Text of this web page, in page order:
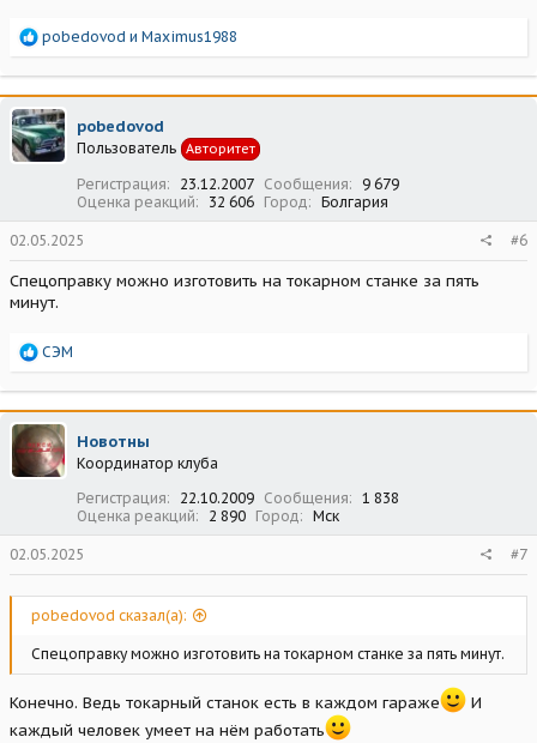
Р
а
к
ц
и
и
pobedovod и Maximus1988
pobedovod
Пользователь Авторитет
Регистрация 23.12.2007 Сообщения
9 679
Оценка реакций
32 606 Город Болгария
02.05.2025 #6
Спецоправку можно изготовить на токарном станке за пять
минут.
Р
а
к
ц
и
и
СЭМ
Новотны
Координатор клуба
Регистрация
22.10.2009 Сообщения
1 838
Оценка реакций
2 890 Город Мск
02.05.2025 #7
pobedovod сказал(а):
Спецоправку можно изготовить на токарном станке за пять минут.
Конечно. Ведь токарный станок есть в каждом гараже
И
каждый человек умеет на нём работать